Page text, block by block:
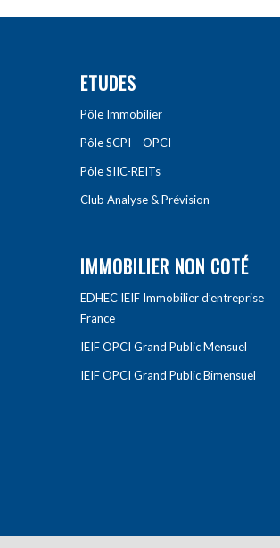
ETUDES
Pôle Immobilier
Pôle SCPI – OPCI
Pôle SIIC-REITs
Club Analyse & Prévision
IMMOBILIER NON COTÉ
EDHEC IEIF Immobilier d’entreprise
France
IEIF OPCI Grand Public Mensuel
IEIF OPCI Grand Public Bimensuel